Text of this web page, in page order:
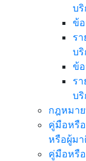
บ
ข้
ร
บ
ข้
ร
บ
กฎหมาย
คู่มือหรื
หรือผู้ม
คู่มือหรื